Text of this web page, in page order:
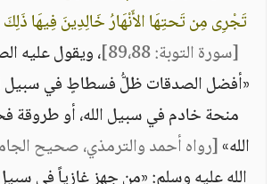
تَجْرِى مِن تَحتِهَا الأَنْهَارُ خَالِدِينَ فِيهَا
[سورة التوبة: 89،88]
، ويقول عليه
«أفضل الصدقات ظلُّ فسطاطٍ في سبيل
منحة خادم في سبيل الله، أو
الله»[رواه أحمد والترمذي، صحيح